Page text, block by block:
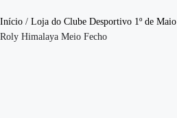
Início / Loja do Clube Desportivo 1º de Maio
Roly Himalaya Meio Fecho